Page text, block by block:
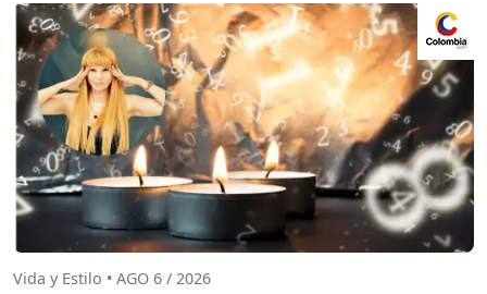
Vida y Estilo • AGO 6 / 2026